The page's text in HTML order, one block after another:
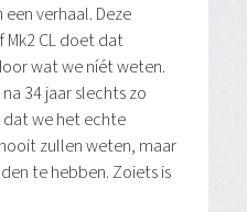
verhaal. Deze
Mk2 CL doet dat
wat we níét weten.
34 jaar slechts zo
dat we het echte
zullen weten, maar
te hebben. Zoiets is